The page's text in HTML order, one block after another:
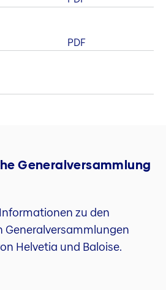
PDF
Generalversammlung
zu den
Helvetia und Baloise.